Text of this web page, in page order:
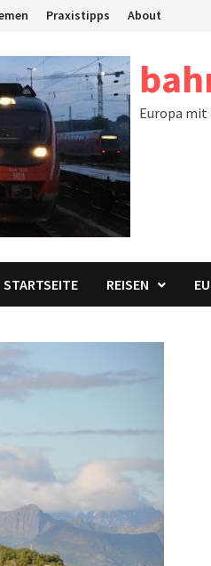
Praxistipps About
Europa mit
STARTSEITE REISEN